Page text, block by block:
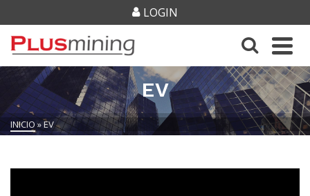
LOGIN
EV
INICIO »EV